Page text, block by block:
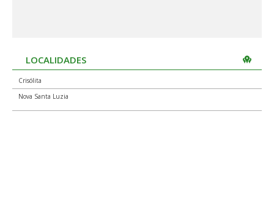
LOCALIDADES
Crisólita
Nova Santa Luzia